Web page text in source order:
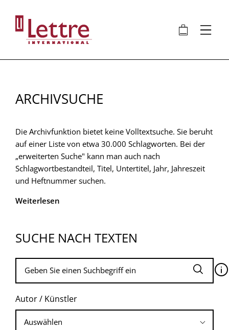
Inhalt
🛍 ⋮
ARCHIVSUCHE
Die Archivfunktion bietet keine Volltextsuche. Sie beruht
auf einer Liste von etwa 30.000 Schlagworten. Bei der
„erweiterten Suche" kann man auch nach
Schlagwortbestandteil, Titel, Untertitel, Jahr, Jahreszeit
und Heftnummer suchen.
Weiterlesen
SUCHE NACH TEXTEN
🛈
Autor / Künstler